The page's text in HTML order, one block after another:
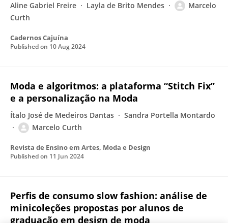
Aline Gabriel Freire
Layla de Brito Mendes
Marcelo
Curth
Cadernos Cajuína
Published on 10 Aug 2024
Moda e algoritmos: a plataforma “Stitch Fix”
e a personalização na Moda
Ítalo José de Medeiros Dantas
Sandra Portella Montardo
Marcelo Curth
Revista de Ensino em Artes, Moda e Design
Published on 11 Jun 2024
Perfis de consumo slow fashion: análise de
minicoleções propostas por alunos de
graduação em design de moda